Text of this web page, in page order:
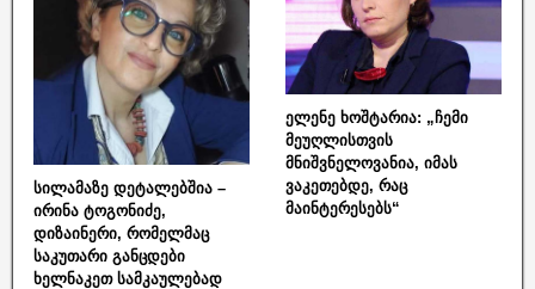
სილამაზე დეტალებშია –
ირინა ტოგონიძე,
დიზაინერი, რომელმაც
საკუთარი განცდები
ხელნაკეთ სამკაულებად
ელენე ხოშტარია: „ჩემი
მეუღლისთვის
მნიშვნელოვანია, იმას
ვაკეთებდე, რაც
მაინტერესებს“